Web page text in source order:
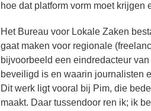
hoe dat platform vorm moet
Het Bureau voor Lokale Zaken
gaat maken voor regionale
bijvoorbeeld een eindredacteur
beveiligd is en waarin journalisten
Dit werk ligt vooral bij Pim, die
maakt. Daar tussendoor ren ik; ik